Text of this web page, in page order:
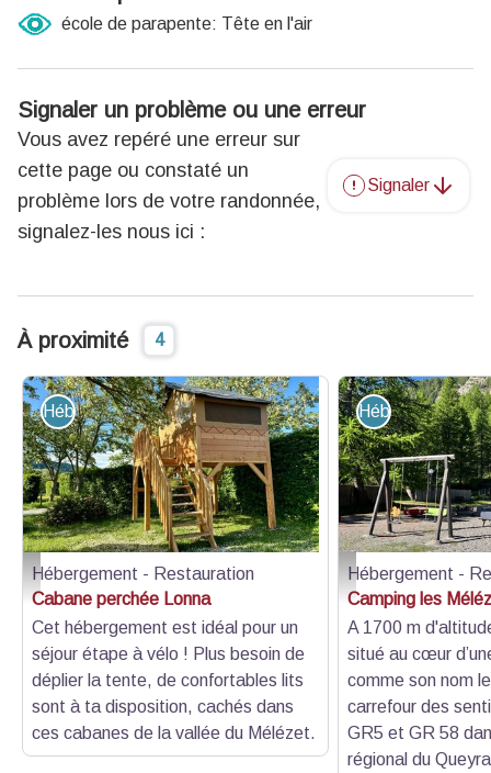
école de parapente: Tête en l'air
Signaler un problème ou une erreur
Vous avez repéré une erreur sur
cette page ou constaté un
problème lors de votre randonnée,
signalez-les nous ici :
Signaler
À proximité 4
photo - Camping les mélèzes
Hébergement - Restauration
Hébergement - Restauration
Cabane perchée Lonna
Cet hébergement est idéal pour un
séjour étape à vélo ! Plus besoin de
déplier la tente, de confortables lits
sont à ta disposition, cachés dans
ces cabanes de la vallée du Mélézet.
photo - Camping les
Hébergement -
Hébergement -
Camping les
A 1700 m
situé au cœur
comme son nom
carrefour des
GR5 et GR 58
régional du